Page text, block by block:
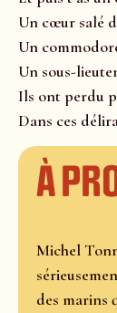
Un cœur salé
Un
Un sous-
Ils ont perdu
Dans ces
À
Michel
des marins